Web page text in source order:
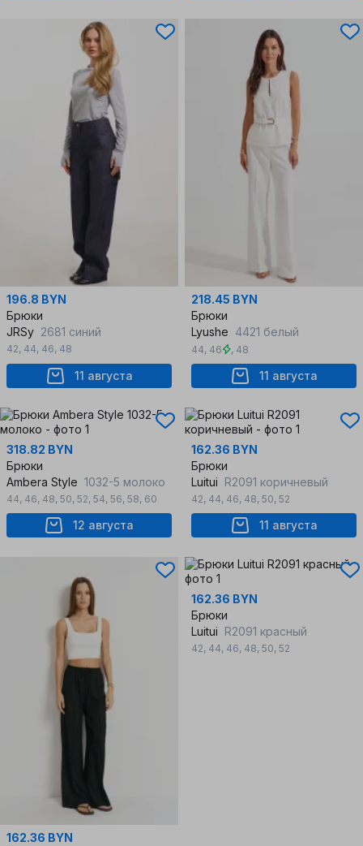
196.8 BYN
Брюки
JRSy 2681 синий
42, 44, 46, 48
11 августа
218.45 BYN
Брюки
Lyushe 4421 белый
44, 46 , 48
11 августа
318.82 BYN
Брюки
Ambera Style 1032-5 молоко
44, 46, 48, 50, 52, 54, 56, 58, 60
12 августа
162.36 BYN
Брюки
Luitui R2091 коричневый
42, 44, 46, 48, 50, 52
11 августа
162.36 BYN
162.36 BYN
Брюки
Luitui R2091 красный
42, 44, 46, 48, 50, 52